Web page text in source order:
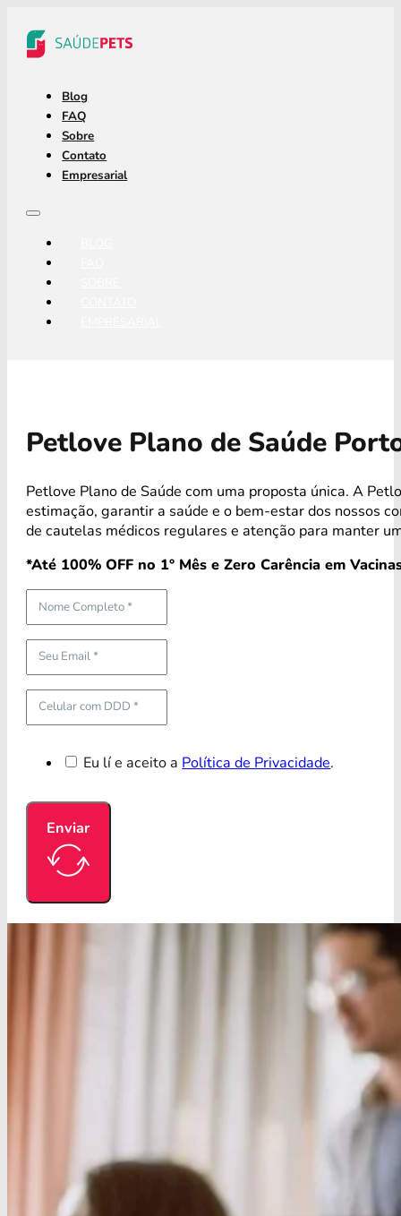
Blog
FAQ
Sobre
Contato
Empresarial
Petlove Plano de Saúde
Petlove Plano de Saúde com uma proposta única. A
estimação, garantir a saúde e o bem-estar dos nossos
de cautelas médicos regulares e atenção para manter
*Até 100% OFF no 1° Mês e Zero Carência em
Eu lí e aceito aPolítica de Privacidade.
Enviar